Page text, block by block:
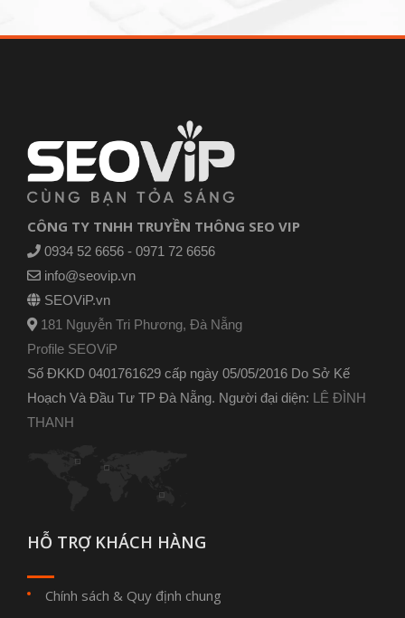
CÔNG TY TNHH TRUYỀN THÔNG SEO VIP
0934 52 6656 - 0971 72 6656
info@seovip.vn
SEOViP.vn
181 Nguyễn Tri Phương, Đà Nẵng
Profile SEOViP
Số ĐKKD 0401761629 cấp ngày 05/05/2016 Do Sở Kế
Hoạch Và Đầu Tư TP Đà Nẵng. Người đại diện: LÊ ĐÌNH
THANH
HỖ TRỢ KHÁCH HÀNG
Chính sách & Quy định chung